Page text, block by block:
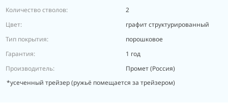
Количество стволов:
2
Цвет:
графит структурированный
Тип покрытия:
порошковое
Гарантия:
1 год
Производитель:
Промет (Россия)
*усеченный трейзер (ружьё помещается за трейзером)